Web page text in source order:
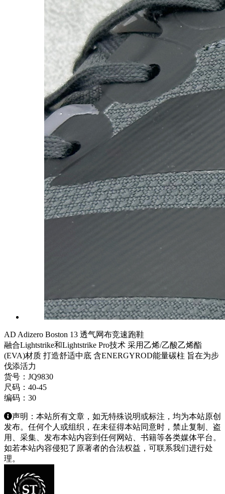
AD Adizero Boston 13 透气网布竞速跑鞋
融合Lightstrike和Lightstrike Pro技术 采用乙烯/乙酸乙烯酯
(EVA)材质 打造舒适中底 含ENERGYROD能量碳柱 旨在为步
伐添活力
货号：JQ9830
尺码：40-45
编码：30
声明：本站所有文章，如无特殊说明或标注，均为本站原创
发布。任何个人或组织，在未征得本站同意时，禁止复制、盗
用、采集、发布本站内容到任何网站、书籍等各类媒体平台。
如若本站内容侵犯了原著者的合法权益，可联系我们进行处
理。